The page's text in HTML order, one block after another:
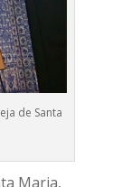
de Santa
Maria,